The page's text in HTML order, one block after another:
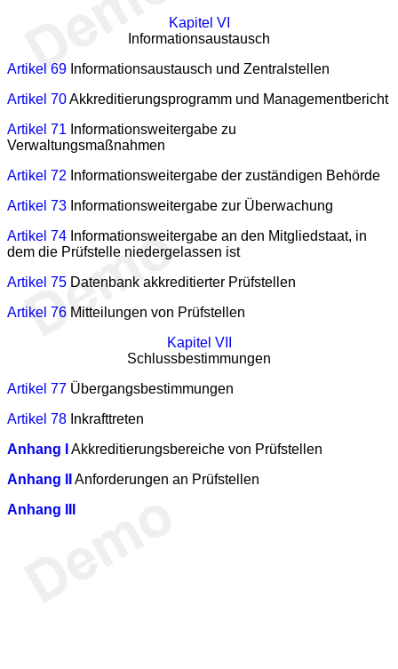
Kapitel VI
Informationsaustausch
Artikel 69 Informationsaustausch und Zentralstellen
Artikel 70Akkreditierungsprogramm und Managementbericht
Artikel 71 Informationsweitergabe zu
Verwaltungsmaßnahmen
Artikel 72 Informationsweitergabe der zuständigen Behörde
Artikel 73 Informationsweitergabe zur Überwachung
Artikel 74 Informationsweitergabe an den Mitgliedstaat, in
dem die Prüfstelle niedergelassen ist
Artikel 75 Datenbank akkreditierter Prüfstellen
Artikel 76 Mitteilungen von Prüfstellen
Kapitel VII
Schlussbestimmungen
Artikel 77 Übergangsbestimmungen
Artikel 78 Inkrafttreten
Anhang I
Akkreditierungsbereiche von Prüfstellen
Anhang II
Anforderungen an Prüfstellen
Anhang III